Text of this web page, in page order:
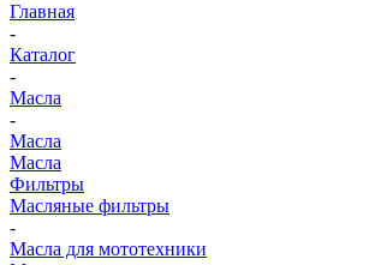
Главная
-
Каталог
-
Масла
-
Масла
Масла
Фильтры
Масляные фильтры
-
Масла для мототехники